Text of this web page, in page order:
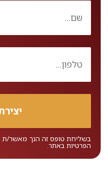
בשליחת טופס זה הנך מאשר/
הפרטיות באתר.